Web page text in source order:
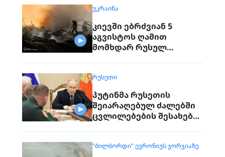
ᲣᲙᲠᲐᲘᲜᲐ
კიევში ებრძვიან 5
აგვისტოს ღამით
მომხდარ რუსულ
ᲠᲣᲡᲔᲗᲘ
პუტინმა რუსეთის
შეიარაღებულ ძალებში
ცვლილებების შესახებ
"ᲑᲘᲚᲑᲝᲠᲓᲘ" ᲔᲕᲠᲝᲜᲘᲣᲡ ᲯᲝᲠᲯᲘᲐᲖᲔ